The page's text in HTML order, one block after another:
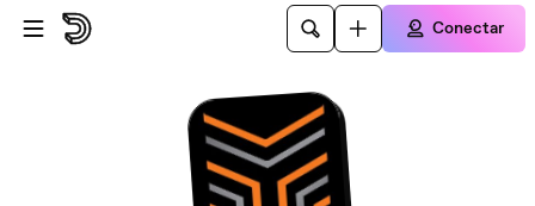
Ir para o conteúdo principal
Conectar